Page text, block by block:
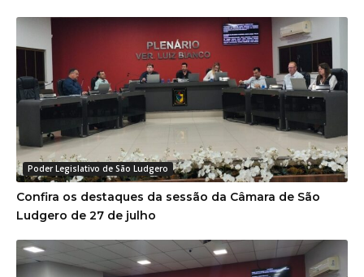
Poder Legislativo de São Ludgero
Confira os destaques da sessão da Câmara de São
Ludgero de 27 de julho